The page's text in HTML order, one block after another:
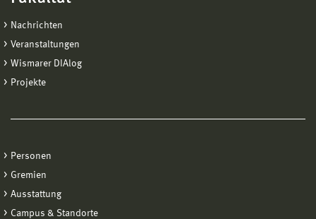
Nachrichten
Veranstaltungen
Wismarer DIAlog
Projekte
Personen
Gremien
Ausstattung
Campus & Standorte